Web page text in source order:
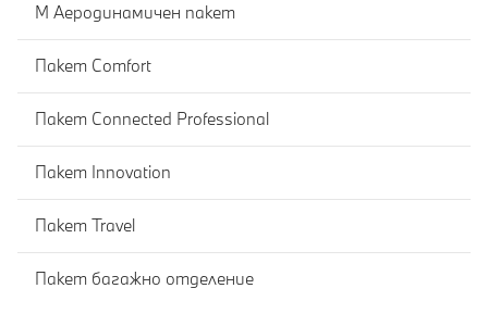
М Аеродинамичен пакет
Пакет Comfort
Пакет Connected Professional
Пакет Innovation
Пакет Travel
Пакет багажно отделение